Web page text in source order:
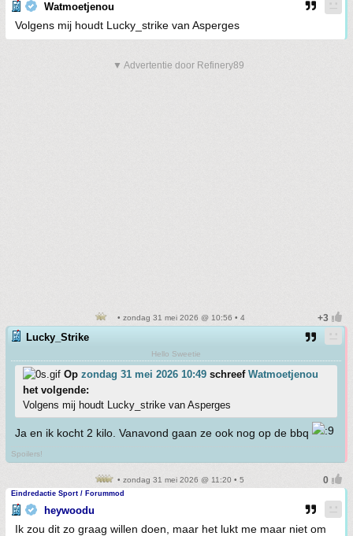
Watmoetjenou
Volgens mij houdt Lucky_strike van Asperges
▼ Advertentie door Refinery89
• zondag 31 mei 2026 @ 10:56 • 4
Lucky_Strike
Hello Sweetie
Op zondag 31 mei 2026 10:49 schreef Watmoetjenou
het volgende:
Volgens mij houdt Lucky_strike van Asperges
Ja en ik kocht 2 kilo. Vanavond gaan ze ook nog op de bbq
Spoilers!
• zondag 31 mei 2026 @ 11:20 • 5
Eindredactie Sport / Forummod
heywoodu
Ik zou dit zo graag willen doen, maar het lukt me maar niet om